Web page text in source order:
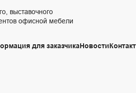
выставочного
офисной мебели
для заказчикаНовости